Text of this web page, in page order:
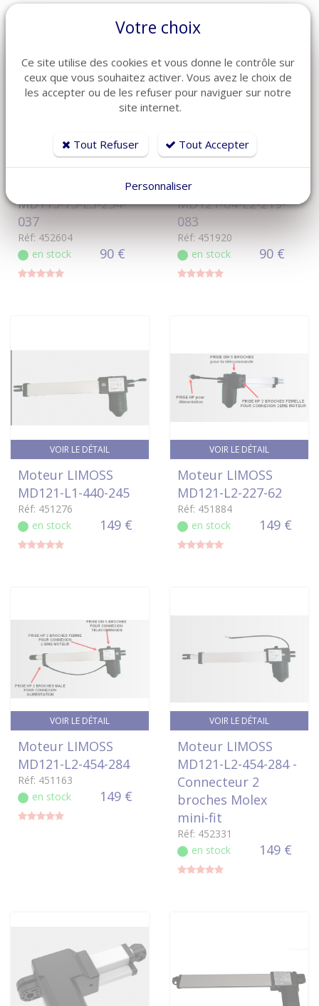
VOIR LE DÉTAIL
MD115-75-L3-254-
037
Réf: 452604
en stock
90 €
VOIR LE DÉTAIL
Moteur LIMOSS
MD121-04-L2-219-
083
Réf: 451920
en stock
90 €
VOIR LE DÉTAIL
Moteur LIMOSS
MD121-L1-440-245
Réf: 451276
en stock
149 €
VOIR LE DÉTAIL
Moteur LIMOSS
MD121-L2-227-62
Réf: 451884
en stock
149 €
VOIR LE DÉTAIL
Moteur LIMOSS
MD121-L2-454-284
Réf: 451163
en stock
149 €
VOIR LE DÉTAIL
Moteur LIMOSS
MD121-L2-454-284 -
Connecteur 2
broches Molex
mini-fit
Réf: 452331
en stock
149 €
Votre choix
Ce site utilise des cookies et vous donne le contrôle sur
ceux que vous souhaitez activer. Vous avez le choix de
les accepter ou de les refuser pour naviguer sur notre
site internet.
Tout Refuser Tout Accepter
Personnaliser